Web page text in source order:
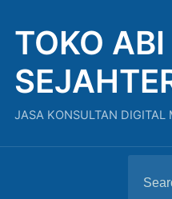
TOKO ABI
JASA KONSULTAN DIGITAL
for: